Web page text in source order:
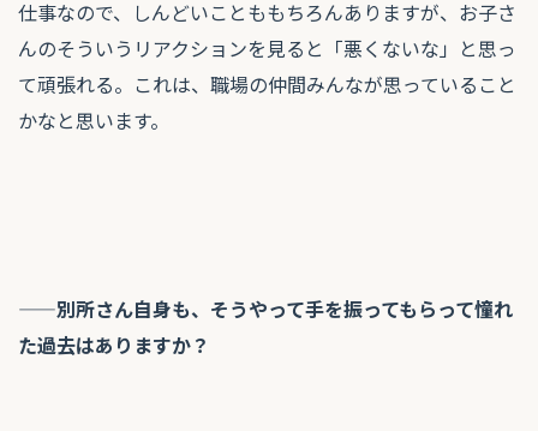
仕事なので、しんどいことももちろんありますが、お子さ
んのそういうリアクションを見ると「悪くないな」と思っ
て頑張れる。これは、職場の仲間みんなが思っていること
かなと思います。
——別所さん自身も、そうやって手を振ってもらって憧れ
た過去はありますか？